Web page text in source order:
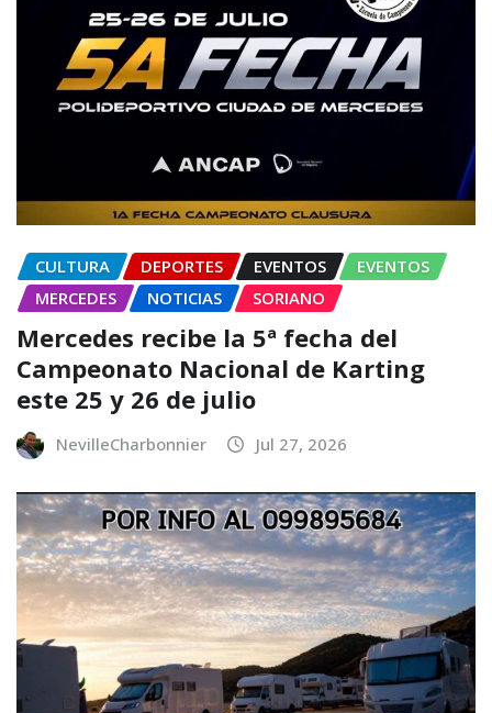
CULTURA DEPORTES EVENTOS
EVENTOS
MERCEDES
NOTICIAS SORIANO
Mercedes recibe la 5ª fecha del
Campeonato Nacional de Karting
este 25 y 26 de julio
NevilleCharbonnier Jul 27, 2026